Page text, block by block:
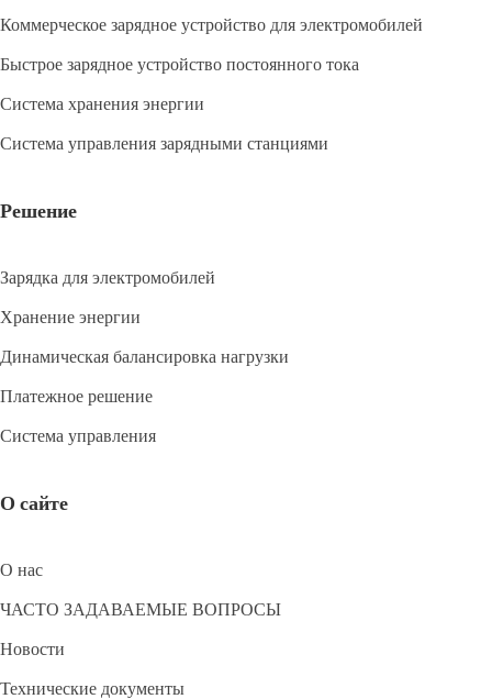
Коммерческое зарядное устройство для электромобилей
Быстрое зарядное устройство постоянного тока
Система хранения энергии
Система управления зарядными станциями
Решение
Зарядка для электромобилей
Хранение энергии
Динамическая балансировка нагрузки
Платежное решение
Система управления
О сайте
О нас
ЧАСТО ЗАДАВАЕМЫЕ ВОПРОСЫ
Новости
Технические документы